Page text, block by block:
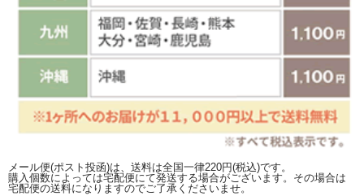
メール便(ポスト投函)は、送料は全国一律220円(税込)です。
購入個数によっては宅配便にて発送する場合がございます。その場合は
宅配便の送料になりますのでご了承くださいませ。